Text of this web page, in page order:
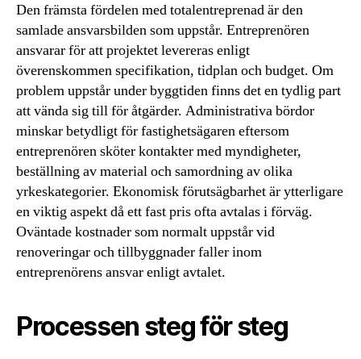
Den främsta fördelen med totalentreprenad är den
samlade ansvarsbilden som uppstår. Entreprenören
ansvarar för att projektet levereras enligt
överenskommen specifikation, tidplan och budget. Om
problem uppstår under byggtiden finns det en tydlig part
att vända sig till för åtgärder. Administrativa bördor
minskar betydligt för fastighetsägaren eftersom
entreprenören sköter kontakter med myndigheter,
beställning av material och samordning av olika
yrkeskategorier. Ekonomisk förutsägbarhet är ytterligare
en viktig aspekt då ett fast pris ofta avtalas i förväg.
Oväntade kostnader som normalt uppstår vid
renoveringar och tillbyggnader faller inom
entreprenörens ansvar enligt avtalet.
Processen steg för steg